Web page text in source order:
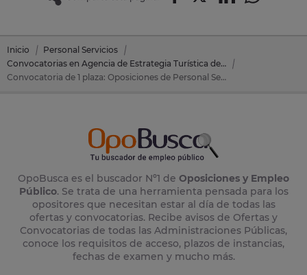
Inicio
Personal Servicios
Convocatorias en Agencia de Estrategia Turística de las Islas Baleares
Convocatoria de 1 plaza: Oposiciones de Personal Servicios en Agencia de Estrategia Turística de las Islas Baleares
OpoBusca es el buscador Nº1 de Oposiciones y Empleo
Público. Se trata de una herramienta pensada para los
opositores que necesitan estar al día de todas las
ofertas y convocatorias. Recibe avisos de Ofertas y
Convocatorias de todas las Administraciones Públicas,
conoce los requisitos de acceso, plazos de instancias,
fechas de examen y mucho más.